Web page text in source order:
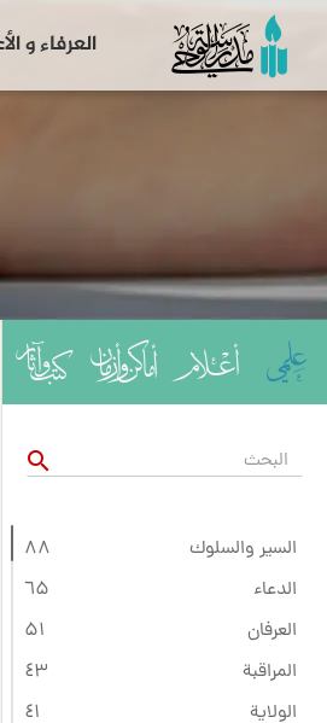
العرفاء و
search
السير والسلوك
۸۸
الدعاء
٦۵
العرفان
۵۱
المراقبة
٤۳
الولاية
٤۱